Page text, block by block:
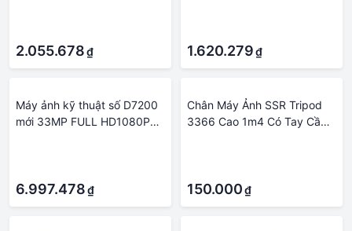
Camera Màu sắc: A22
2.055.678₫
video: xanh / xanh lá cây
1.620.279₫
Máy ảnh kỹ thuật số D7200
mới 33MP FULL HD1080P
6.997.478₫
Chân Máy Ảnh SSR Tripod
3366 Cao 1m4 Có Tay Cầm
150.000₫